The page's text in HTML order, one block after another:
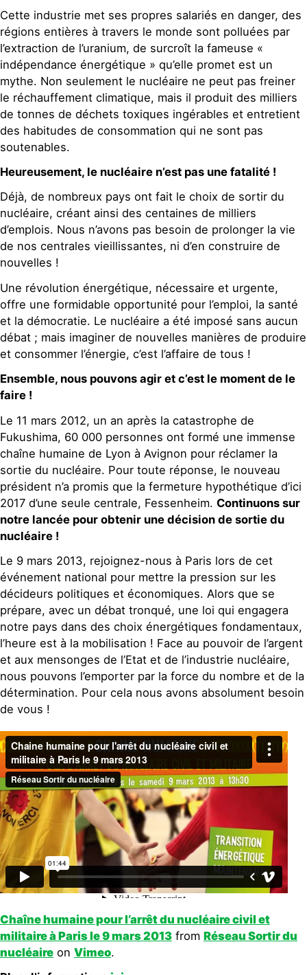
Cette industrie met ses propres salariés en danger, des
régions entières à travers le monde sont polluées par
l’extraction de l’uranium, de surcroît la fameuse «
indépendance énergétique » qu’elle promet est un
mythe. Non seulement le nucléaire ne peut pas freiner
le réchauffement climatique, mais il produit des milliers
de tonnes de déchets toxiques ingérables et entretient
des habitudes de consommation qui ne sont pas
soutenables.
Heureusement, le nucléaire n’est pas une fatalité !
Déjà, de nombreux pays ont fait le choix de sortir du
nucléaire, créant ainsi des centaines de milliers
d’emplois. Nous n’avons pas besoin de prolonger la vie
de nos centrales vieillissantes, ni d’en construire de
nouvelles !
Une révolution énergétique, nécessaire et urgente,
offre une formidable opportunité pour l’emploi, la santé
et la démocratie. Le nucléaire a été imposé sans aucun
débat ; mais imaginer de nouvelles manières de produire
et consommer l’énergie, c’est l’affaire de tous !
Ensemble, nous pouvons agir et c’est le moment de le
faire !
Le 11 mars 2012, un an après la catastrophe de
Fukushima, 60 000 personnes ont formé une immense
chaîne humaine de Lyon à Avignon pour réclamer la
sortie du nucléaire. Pour toute réponse, le nouveau
président n’a promis que la fermeture hypothétique d’ici
2017 d’une seule centrale, Fessenheim. Continuons sur
notre lancée pour obtenir une décision de sortie du
nucléaire !
Le 9 mars 2013, rejoignez-nous à Paris lors de cet
événement national pour mettre la pression sur les
décideurs politiques et économiques. Alors que se
prépare, avec un débat tronqué, une loi qui engagera
notre pays dans des choix énergétiques fondamentaux,
l’heure est à la mobilisation ! Face au pouvoir de l’argent
et aux mensonges de l’Etat et de l’industrie nucléaire,
nous pouvons l’emporter par la force du nombre et de la
détermination. Pour cela nous avons absolument besoin
de vous !
Chaîne humaine pour l’arrêt du nucléaire civil et
militaire à Paris le 9 mars 2013 from Réseau Sortir du
nucléaire on Vimeo.